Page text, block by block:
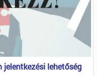
jelentkezési lehetőség